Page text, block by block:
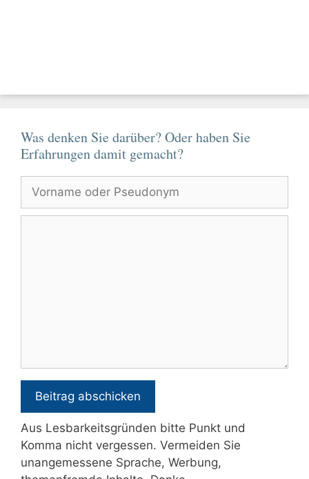
Was denken Sie darüber? Oder haben Sie
Erfahrungen damit gemacht?
oder
Pseudonym
Aus Lesbarkeitsgründen bitte Punkt und
Komma nicht vergessen. Vermeiden Sie
unangemessene Sprache, Werbung,